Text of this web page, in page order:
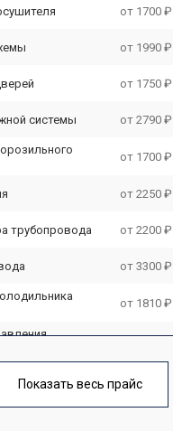
от 1700 ₽
от 1990 ₽
от 1750 ₽
системы от 2790 ₽
от 1700 ₽
от 2250 ₽
трубопровода от 2200 ₽
от 3300 ₽
от 1810 ₽
от 1700 ₽
от 2550 ₽
Показать весь прайс